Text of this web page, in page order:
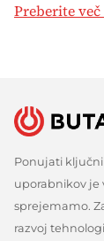
Preberite več
Ponujati
uporabnikov je
sprejemamo.
razvoj